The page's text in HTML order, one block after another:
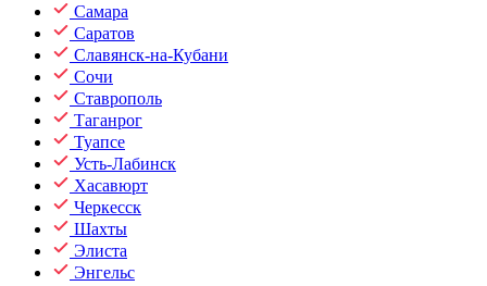
Самара
Саратов
Славянск-на-Кубани
Сочи
Ставрополь
Таганрог
Туапсе
Усть-Лабинск
Хасавюрт
Черкесск
Шахты
Элиста
Энгельс